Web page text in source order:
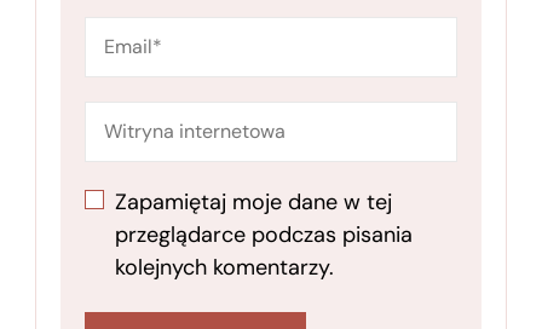
Zapamiętaj moje dane w tej
przeglądarce podczas pisania
kolejnych komentarzy.